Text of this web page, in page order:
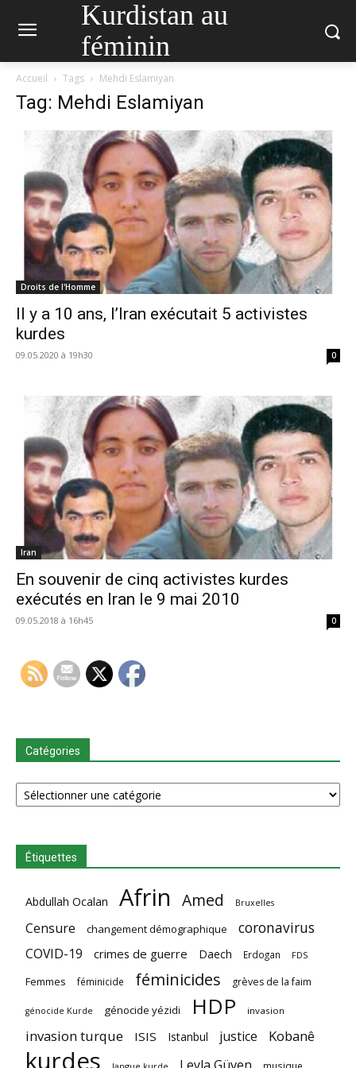
Kurdistan au
féminin
Accueil Tags Mehdi Eslamiyan
Tag: Mehdi Eslamiyan
Droits de l'Homme
Il y a 10 ans, l’Iran exécutait 5 activistes
kurdes
09.05.2020 à 19h30 0
Iran
En souvenir de cinq activistes kurdes
exécutés en Iran le 9 mai 2010
09.05.2018 à 16h45 0
Catégories
Catégories
Étiquettes
Abdullah Ocalan Afrin Amed Bruxelles
Censure changement démographique coronavirus
COVID-19 crimes de guerre Daech Erdogan FDS
Femmes féminicide féminicides grèves de la faim
génocide Kurde génocide yézidi HDP invasion
invasion turque ISIS Istanbul justice Kobanê
kurdes